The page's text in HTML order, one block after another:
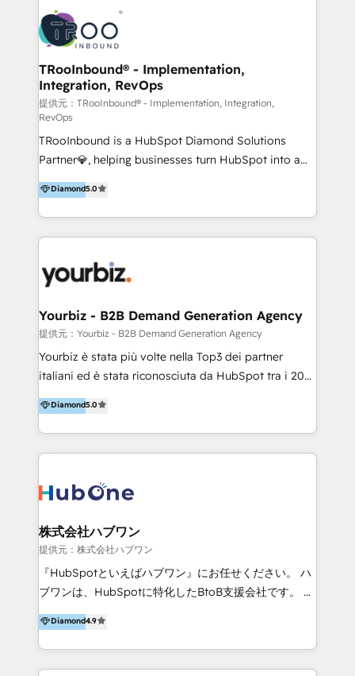
LATAM 2025 🏆 Impulsamos crecimiento con CRM +
IA en múltiples industrias. 👉 ¿Listo para transformar
conocimiento y experiencia enfocado en: 1.
Optimizar la eficiencia operativa de nuestros
clientes 2. Mejorar la experiencia del cliente 3.
Asegurar resultados medibles Nos especializamos
en bancos, seguros, e-commerce, Desarrolladores
Inmobiliarios y Empresas Distribuidoras de
Productos
TRooInbound® - Implementation,
Integration, RevOps
提供元：TRooInbound® - Implementation, Integration,
RevOps
TRooInbound is a HubSpot Diamond Solutions
Partner💎, helping businesses turn HubSpot into a
scalable growth engine. We work with startups, mid-
market, and enterprise teams to maximize
HubSpot’s full potential through: 💎HubSpot Audits,
Management & Optimization 💎RevOps-powered
Brand Development, Growth Strategy, AI SEO &
Integrations 💎Go-To-Market (GTM) Strategies &
Account-Based Marketing 💎CMS Development &
Conversion-Focused Websites With a 5.0⭐average
rating and 140+ verified client reviews on the
businesses globally for consistent delivery and high
client satisfaction. With deep HubSpot expertise and
your business with a proven and reliable HubSpot
Diamond Partner? 👉Connect with TRooInbound
today (https://www.trooinbound.com/contact-us)
Diamond5.0
Yourbiz - B2B Demand Generation Agency
提供元：Yourbiz - B2B Demand Generation Agency
Yourbiz è stata più volte nella Top3 dei partner
italiani ed è stata riconosciuta da HubSpot tra i 20
migliori partner EMEA per la gestione del cliente.
Stiamo accompagnando oltre 100 aziende nella
digitalizzazione e ottimizzazione dei processi di
marketing e vendita. Il nostro metodo DAM è stato
mappatura dei canali di acquisizione dei contatti e
HubSpot come fornitore ufficiale per le integrazioni
tra il CRM e altri sistemi aziendali, tra cui SAP,
AS400, TeamSystem. HubSpot ci ha riconosciuto
come formatori ufficiali per l'adozione del CRM in
50% più alto tra i nostri clienti rispetto le altre
aziende. Lavoriamo con aziende B2B tra i 5 e i 35
Diamond5.0
株式会社ハブワン
提供元：株式会社ハブワン
『HubSpotといえばハブワン』にお任せください。 ハ
ブワンは、HubSpotに特化したBtoB支援会社です。 ノ
ーコードCMS構築、CRM／MA／SFAの設計・運用、他
システムAPI連携・開発、営業定着支援、カスタマーサ
クセス体制の設計まで、ワンストップ完結できる支援体
制を整えています。 HubSpotの導入支援だけでなく、
Diamond4.9